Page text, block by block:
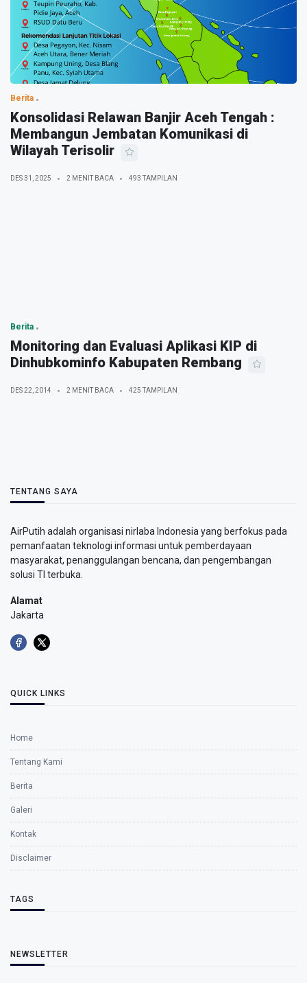
Berita
Konsolidasi Relawan Banjir Aceh Tengah :
Membangun Jembatan Komunikasi di
Wilayah Terisolir
DES 31, 2025 2 MENIT BACA 493 TAMPILAN
Berita
Monitoring dan Evaluasi Aplikasi KIP di
Dinhubkominfo Kabupaten Rembang
DES 22, 2014 2 MENIT BACA 425 TAMPILAN
TENTANG SAYA
AirPutih adalah organisasi nirlaba Indonesia yang berfokus pada
pemanfaatan teknologi informasi untuk pemberdayaan
masyarakat, penanggulangan bencana, dan pengembangan
solusi TI terbuka.
Alamat
Jakarta
QUICK LINKS
Home
Tentang Kami
Berita
Galeri
Kontak
Disclaimer
TAGS
NEWSLETTER